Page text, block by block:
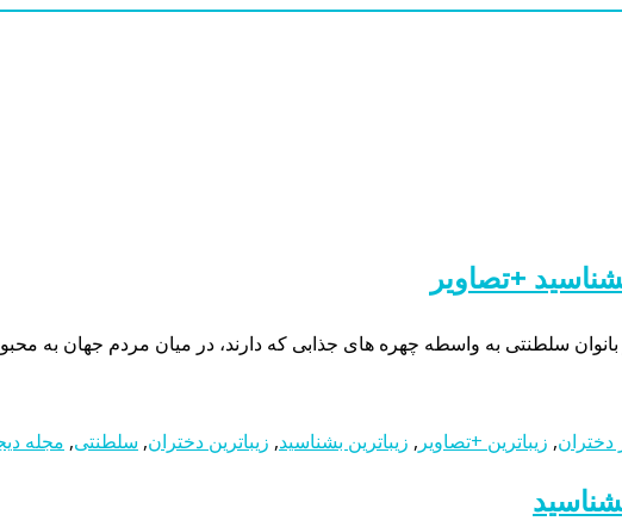
+تصاویر
سلطنتی به واسطه چهره های جذابی که دارند، در میان مردم جهان به
دختران, زیباترین +تصاویر , زیباترین بشناسید, زیباترین دختران, سلطنتی, مجله